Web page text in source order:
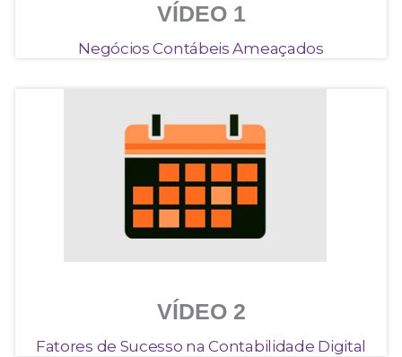
VÍDEO 1
Negócios Contábeis Ameaçados
VÍDEO 2
Fatores de Sucesso na Contabilidade Digital